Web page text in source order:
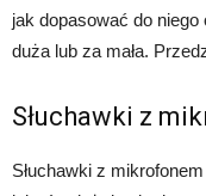
jak dopasować do niego
duża lub za mała.
Słuchawki z
Słuchawki z